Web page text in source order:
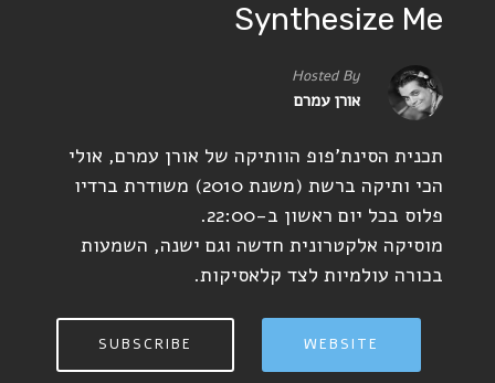
Synthesize Me
Hosted By
אורן עמרם
תכנית הסינת'פופ הוותיקה של אורן עמרם, אולי
הכי ותיקה ברשת (משנת 2010) משודרת ברדיו
פלוס בכל יום ראשון ב-22:00.
מוסיקה אלקטרונית חדשה וגם ישנה, השמעות
בכורה עולמיות לצד קלאסיקות.
WEBSITE
SUBSCRIBE